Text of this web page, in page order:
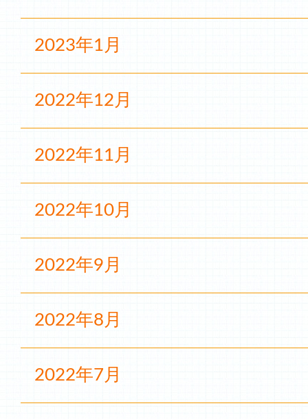
2023年1月
2022年12月
2022年11月
2022年10月
2022年9月
2022年8月
2022年7月